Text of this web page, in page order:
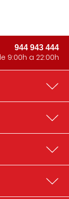
944 943 444
9:00h a 22:00h